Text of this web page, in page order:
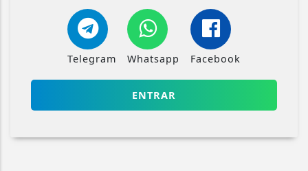
Telegram Whatsapp Facebook
ENTRAR